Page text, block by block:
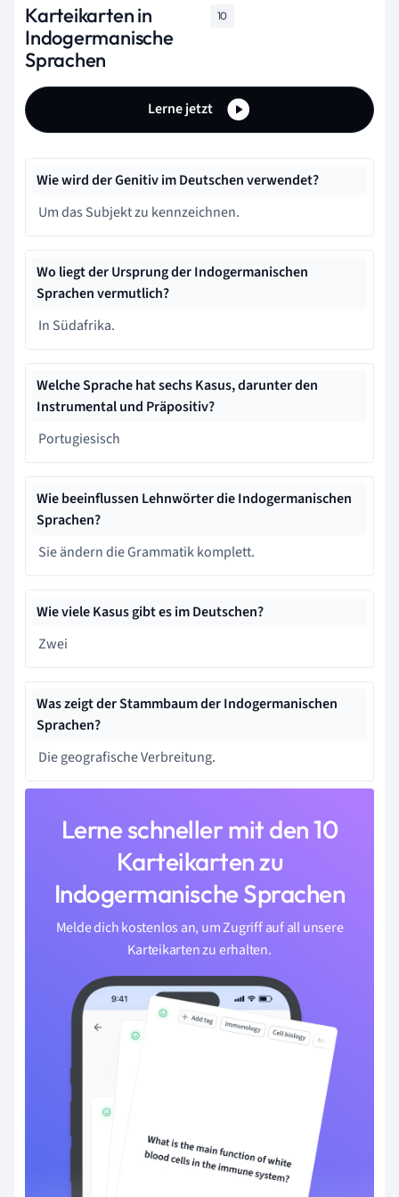
Karteikarten in
Indogermanische
Sprachen
10
Lerne jetzt
Wie wird der Genitiv im Deutschen verwendet?
Um das Subjekt zu kennzeichnen.
Wo liegt der Ursprung der Indogermanischen
Sprachen vermutlich?
In Südafrika.
Welche Sprache hat sechs Kasus, darunter den
Instrumental und Präpositiv?
Portugiesisch
Wie beeinflussen Lehnwörter die Indogermanischen
Sprachen?
Sie ändern die Grammatik komplett.
Wie viele Kasus gibt es im Deutschen?
Zwei
Was zeigt der Stammbaum der Indogermanischen
Sprachen?
Die geografische Verbreitung.
Lerne schneller mit den 10
Karteikarten zu
Indogermanische Sprachen
Melde dich kostenlos an, um Zugriff auf all unsere
Karteikarten zu erhalten.